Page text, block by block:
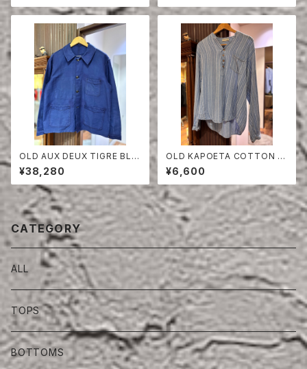
OLD AUX DEUX TIGRE BLU
E MOLESKIN JACKET
¥38,280
OLD KAPOETA COTTON P
ULLOVER SHIRT
¥6,600
CATEGORY
ALL
TOPS
BOTTOMS